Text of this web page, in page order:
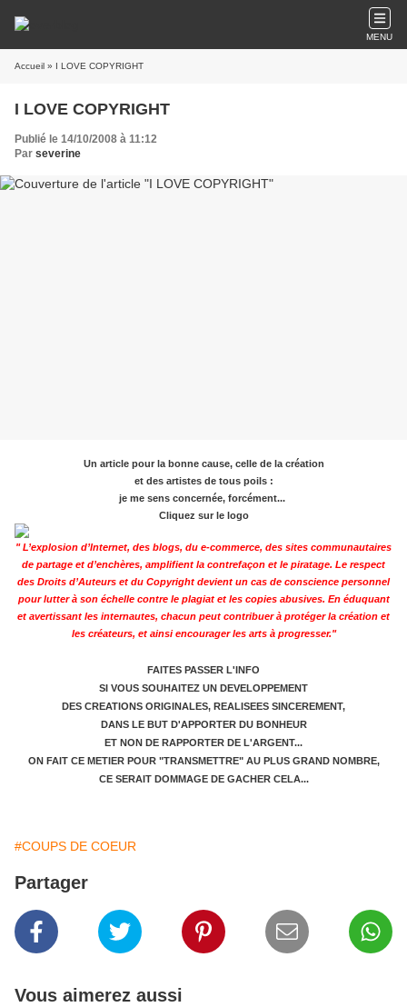
MENU
Accueil » I LOVE COPYRIGHT
I LOVE COPYRIGHT
Publié le 14/10/2008 à 11:12
Par severine
Un article pour la bonne cause, celle de la création
et des artistes de tous poils :
je me sens concernée, forcément...
Cliquez sur le logo
" L’explosion d’Internet, des blogs, du e-commerce, des sites communautaires
de partage et d’enchères, amplifient la contrefaçon et le piratage. Le respect
des Droits d’Auteurs et du Copyright devient un cas de conscience personnel
pour lutter à son échelle contre le plagiat et les copies abusives. En éduquant
et avertissant les internautes, chacun peut contribuer à protéger la création et
les créateurs, et ainsi encourager les arts à progresser."
FAITES PASSER L'INFO
SI VOUS SOUHAITEZ UN DEVELOPPEMENT
DES CREATIONS ORIGINALES, REALISEES SINCEREMENT,
DANS LE BUT D'APPORTER DU BONHEUR
ET NON DE RAPPORTER DE L'ARGENT...
ON FAIT CE METIER POUR "TRANSMETTRE" AU PLUS GRAND NOMBRE,
CE SERAIT DOMMAGE DE GACHER CELA...
#COUPS DE COEUR
Partager
Vous aimerez aussi